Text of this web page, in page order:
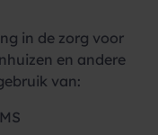
in de zorg voor
en andere
van: